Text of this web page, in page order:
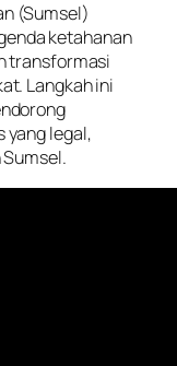
(Sumsel)
ketahanan
transformasi
Langkah ini
yang legal,